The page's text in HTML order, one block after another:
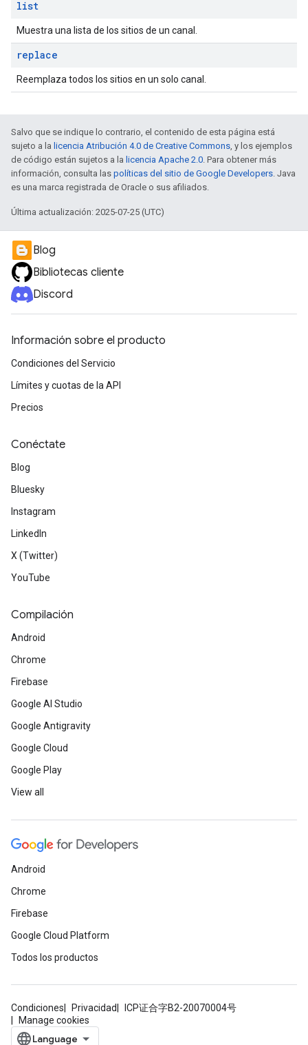
list
Muestra una lista de los sitios de un canal.
replace
Reemplaza todos los sitios en un solo canal.
Salvo que se indique lo contrario, el contenido de esta página está
sujeto a la licencia Atribución 4.0 de Creative Commons, y los ejemplos
de código están sujetos a la licencia Apache 2.0. Para obtener más
información, consulta las políticas del sitio de Google Developers. Java
es una marca registrada de Oracle o sus afiliados.
Última actualización: 2025-07-25 (UTC)
Blog
Bibliotecas cliente
Discord
Información sobre el producto
Condiciones del Servicio
Límites y cuotas de la API
Precios
Conéctate
Blog
Bluesky
Instagram
LinkedIn
X (Twitter)
YouTube
Compilación
Android
Chrome
Firebase
Google AI Studio
Google Antigravity
Google Cloud
Google Play
View all
Android
Chrome
Firebase
Google Cloud Platform
Todos los productos
Condiciones Privacidad
ICP证合字B2-20070004号
Manage cookies